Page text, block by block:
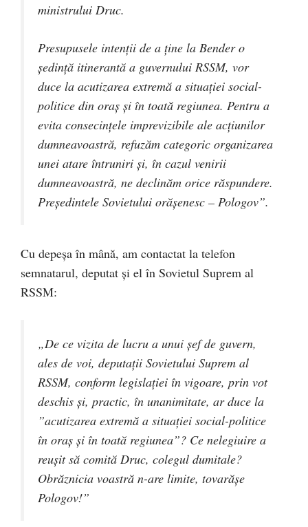
ministrului Druc.
Presupusele intenţii de a ţine la Bender o
şedinţă itinerantă a guvernului RSSM, vor
duce la acutizarea extremă a situaţiei social-
politice din oraş şi în toată regiunea. Pentru a
evita consecinţele imprevizibile ale acţiunilor
dumneavoastră, refuzăm categoric organizarea
unei atare întruniri şi, în cazul venirii
dumneavoastră, ne declinăm orice răspundere.
Preşedintele Sovietului orăşenesc – Pologov”.
Cu depeșa în mână, am contactat la telefon
semnatarul, deputat și el în Sovietul Suprem al
RSSM:
„De ce vizita de lucru a unui șef de guvern,
ales de voi, deputații Sovietului Suprem al
RSSM, conform legislației în vigoare, prin vot
deschis și, practic, în unanimitate, ar duce la
”acutizarea extremă a situației social-politice
în oraș și în toată regiunea”? Ce nelegiuire a
reușit să comită Druc, colegul dumitale?
Obrăznicia voastră n-are limite, tovarășe
Pologov!”